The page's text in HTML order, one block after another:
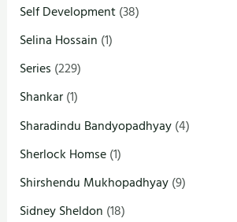
Self Development(38)
Selina Hossain (1)
Series (229)
Shankar(1)
Sharadindu Bandyopadhyay(4)
Sherlock Homse(1)
Shirshendu Mukhopadhyay(9)
Sidney Sheldon (18)